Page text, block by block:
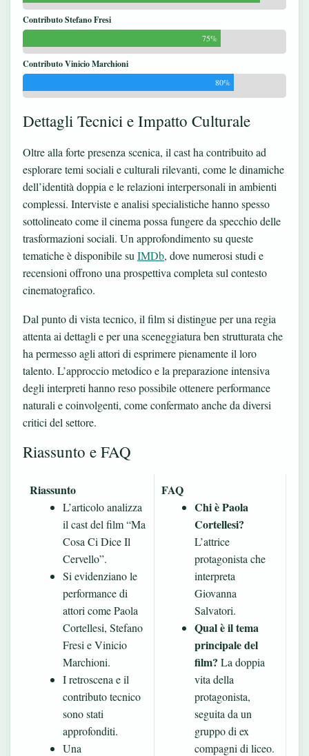
Contributo Stefano Fresi
75%
Contributo Vinicio Marchioni
80%
Dettagli Tecnici e Impatto Culturale
Oltre alla forte presenza scenica, il cast ha contribuito ad
esplorare temi sociali e culturali rilevanti, come le dinamiche
dell’identità doppia e le relazioni interpersonali in ambienti
complessi. Interviste e analisi specialistiche hanno spesso
sottolineato come il cinema possa fungere da specchio delle
trasformazioni sociali. Un approfondimento su queste
tematiche è disponibile su IMDb, dove numerosi studi e
recensioni offrono una prospettiva completa sul contesto
cinematografico.
Dal punto di vista tecnico, il film si distingue per una regia
attenta ai dettagli e per una sceneggiatura ben strutturata che
ha permesso agli attori di esprimere pienamente il loro
talento. L’approccio metodico e la preparazione intensiva
degli interpreti hanno reso possibile ottenere performance
naturali e coinvolgenti, come confermato anche da diversi
critici del settore.
Riassunto e FAQ
Riassunto
L’articolo analizza
il cast del film “Ma
Cosa Ci Dice Il
Cervello”.
Si evidenziano le
performance di
attori come Paola
Cortellesi, Stefano
Fresi e Vinicio
Marchioni.
I retroscena e il
contributo tecnico
sono stati
approfonditi.
Una
FAQ
Chi è Paola
Cortellesi?
L’attrice
protagonista che
interpreta
Giovanna
Salvatori.
Qual è il tema
principale del
film? La doppia
vita della
protagonista,
seguita da un
gruppo di ex
compagni di liceo.